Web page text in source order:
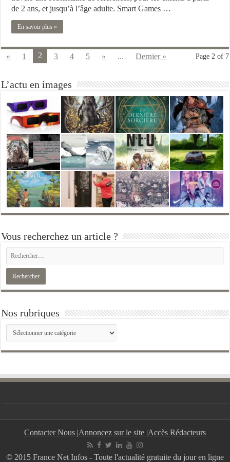
de 2 ans, et jusqu’à l’âge adulte. Smart Games …
En savoir plus »
Page 2 of 7
« 1 2 3 4 5 » ... Dernier »
L’actu en images
Vous recherchez un article ?
Nos rubriques
Nos
rubriques
Contacter Nous |Annoncez sur le site |Accès Rédacteurs
© 2015 France Net Infos - Toute l'actualité gratuite du jour en ligne